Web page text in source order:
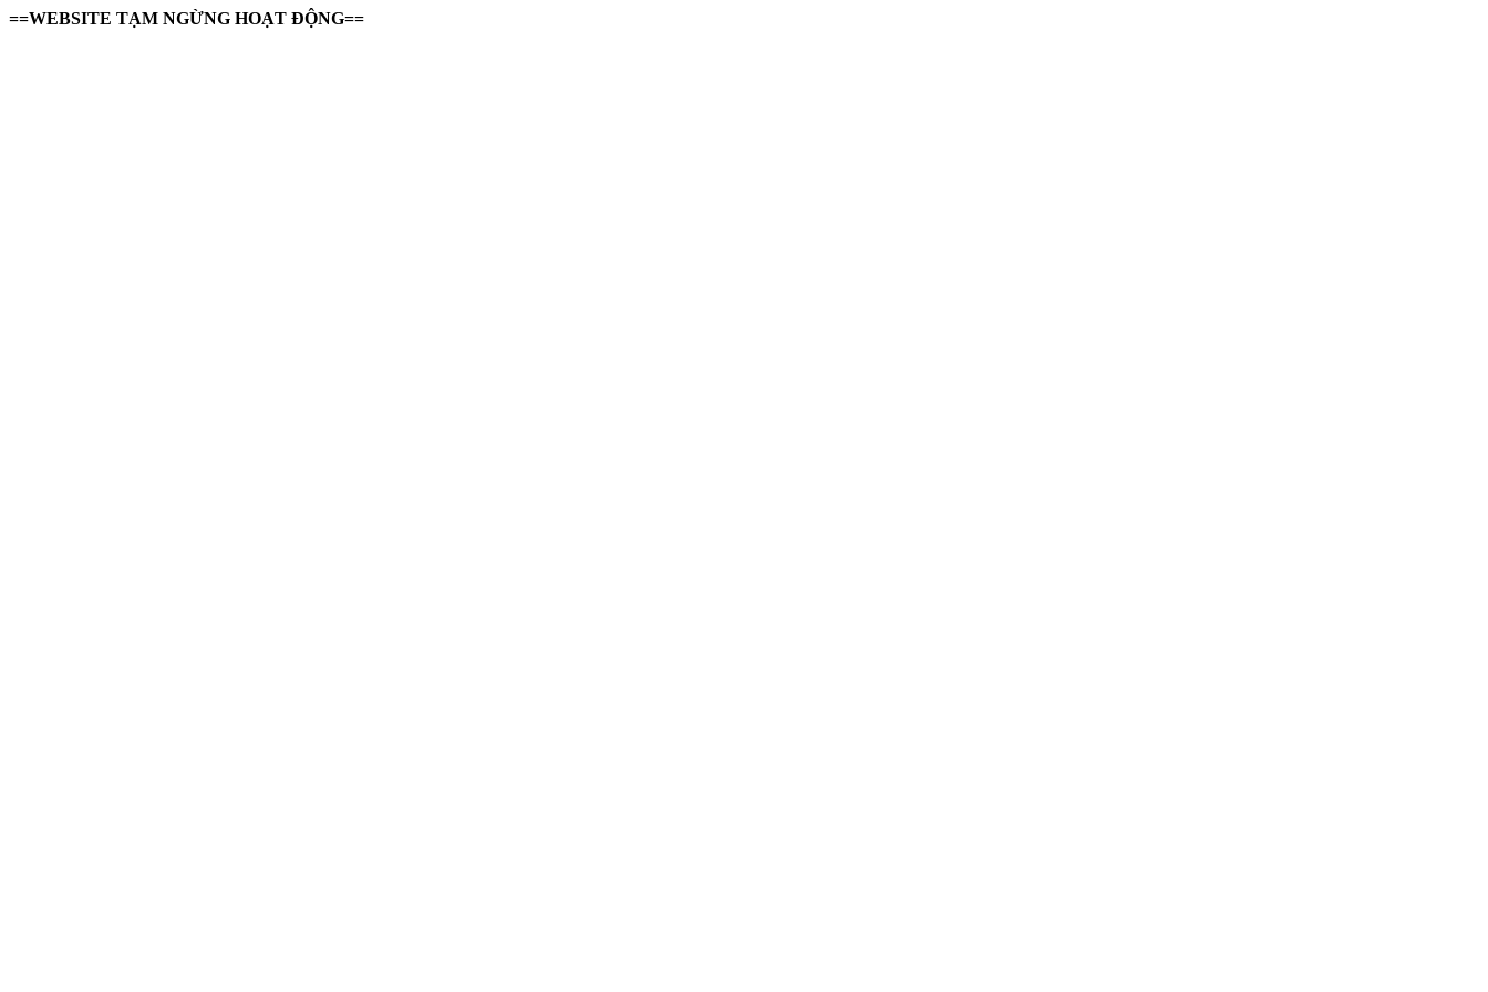
==WEBSITE TẠM NGỪNG HOẠT ĐỘNG==